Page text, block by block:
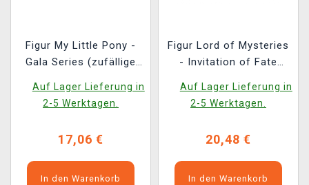
Figur My Little Pony -
Gala Series (zufällige
Auf Lager Lieferung in
2-5 Werktagen.
17,06 €
In den Warenkorb
Figur Lord of Mysteries
- Invitation of Fate
Auf Lager Lieferung in
2-5 Werktagen.
20,48 €
In den Warenkorb